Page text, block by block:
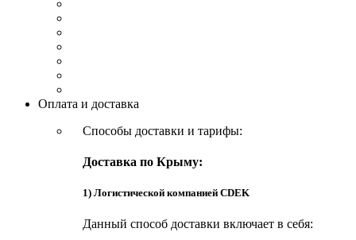
Оплата и доставка
Способы доставки и тарифы:
Доставка по Крыму:
1) Логистической компанией CDEK
Данный способ доставки включает в себя: